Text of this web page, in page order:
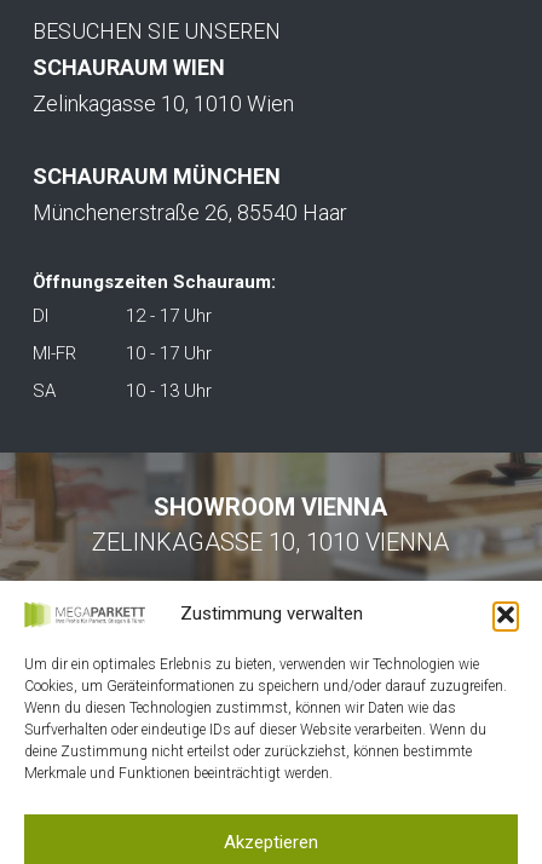
Zustimmung verwalten
Um dir ein optimales Erlebnis zu bieten, verwenden wir Technologien wie
Cookies, um Geräteinformationen zu speichern und/oder darauf zuzugreifen.
Wenn du diesen Technologien zustimmst, können wir Daten wie das
Surfverhalten oder eindeutige IDs auf dieser Website verarbeiten. Wenn du
deine Zustimmung nicht erteilst oder zurückziehst, können bestimmte
Merkmale und Funktionen beeinträchtigt werden.
Akzeptieren
BESUCHEN SIE UNSEREN
SCHAURAUM WIEN
Zelinkagasse 10, 1010 Wien
SCHAURAUM MÜNCHEN
Münchenerstraße 26, 85540 Haar
Öffnungszeiten Schauraum:
DI
12 - 17 Uhr
MI-FR
10 - 17 Uhr
SA
10 - 13 Uhr
SHOWROOM VIENNA
ZELINKAGASSE 10, 1010 VIENNA
HOME
KONTAKT
MEIN ACCOUNT
WARENKORB